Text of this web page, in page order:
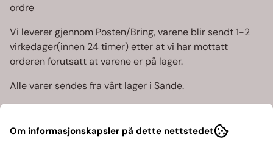
ordre
Vi leverer gjennom Posten/Bring, varene blir sendt 1-2
virkedager(innen 24 timer) etter at vi har mottatt
orderen forutsatt at varene er på lager.
Alle varer sendes fra vårt lager i Sande.
Vanligvis vil varene sendes fra oss innen 24 timer etter
Om informasjonskapsler på dette nettstedet